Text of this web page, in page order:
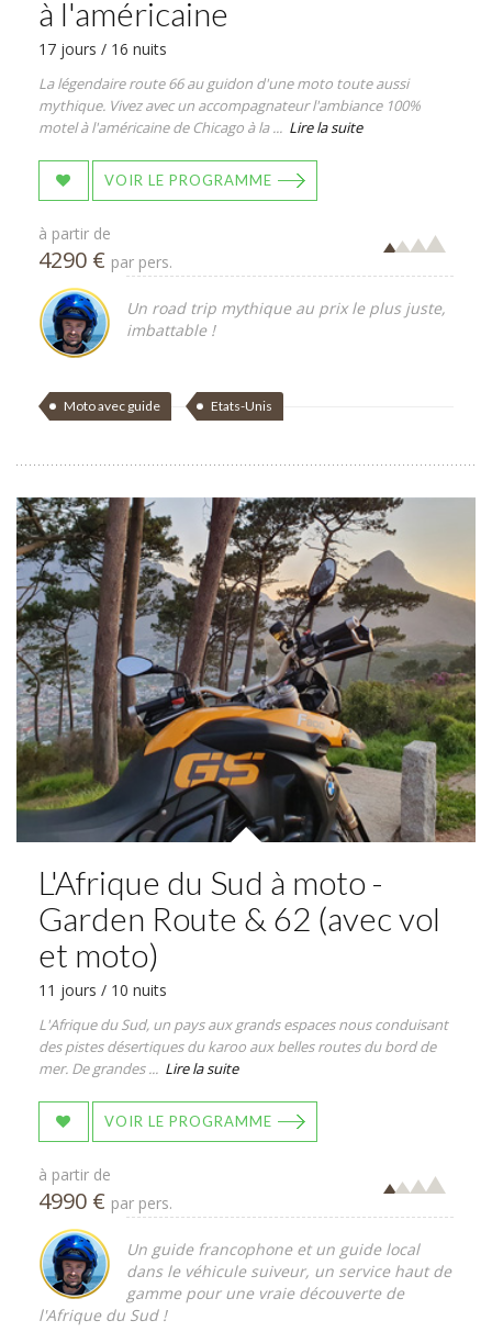
à l'américaine
17 jours / 16 nuits
La légendaire route 66 au guidon d'une moto toute aussi
mythique. Vivez avec un accompagnateur l'ambiance 100%
motel à l'américaine de Chicago à la ... Lire la suite
VOIR LE PROGRAMME
à partir de
4290 € par pers.
Un road trip mythique au prix le plus juste,
imbattable !
Moto avec guide Etats-Unis
L'Afrique du Sud à moto -
Garden Route & 62 (avec vol
et moto)
11 jours / 10 nuits
L'Afrique du Sud, un pays aux grands espaces nous conduisant
des pistes désertiques du karoo aux belles routes du bord de
mer. De grandes ... Lire la suite
VOIR LE PROGRAMME
à partir de
4990 € par pers.
Un guide francophone et un guide local
dans le véhicule suiveur, un service haut de
gamme pour une vraie découverte de
l'Afrique du Sud !